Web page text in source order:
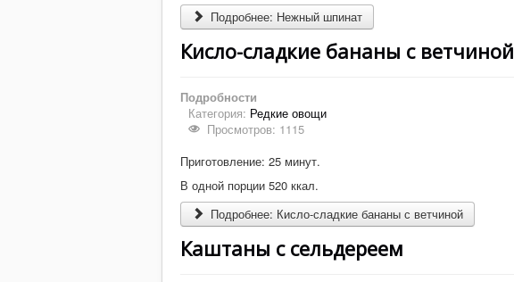
Подробнее: Нежный шпинат
Кисло-сладкие бананы с ветчиной
Подробности
Категория: Редкие овощи
Просмотров: 1115
Приготовление: 25 минут.
В одной порции 520 ккал.
Подробнее: Кисло-сладкие бананы с ветчиной
Каштаны с сельдереем